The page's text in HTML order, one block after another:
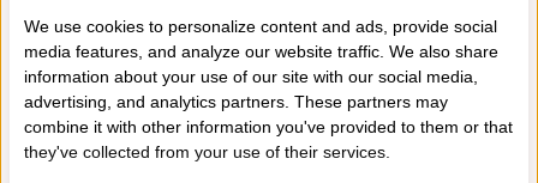
HANDDOEKENLIJN COSHMERE
SOURIS GOTS, BIOLOGISCH
KATOEN, VANAF
€13,90
BADMATTENLIJN COSHMERE
OMBRE GOTS BIOLOGISCH
KATOEN, VANAF
€69,90
NIEUW NIEUW
We use cookies to personalize content and ads, provide social
media features, and analyze our website traffic. We also share
information about your use of our site with our social media,
advertising, and analytics partners. These partners may
combine it with other information you've provided to them or that
they've collected from your use of their services.